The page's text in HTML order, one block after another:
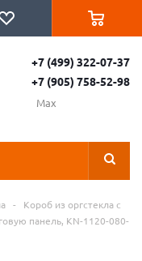
+7 (499) 322-07-37
+7 (905) 758-52-98
Max
-
Короб из оргстекла с
панель, KN-1120-080-